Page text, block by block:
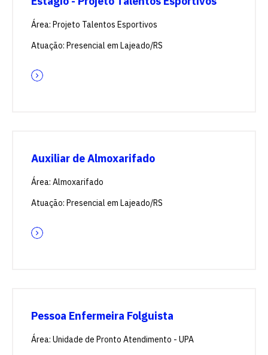
Área: Projeto Talentos Esportivos
Atuação: Presencial em Lajeado/RS
Auxiliar de Almoxarifado
Área: Almoxarifado
Atuação: Presencial em Lajeado/RS
Pessoa Enfermeira Folguista
Área: Unidade de Pronto Atendimento - UPA